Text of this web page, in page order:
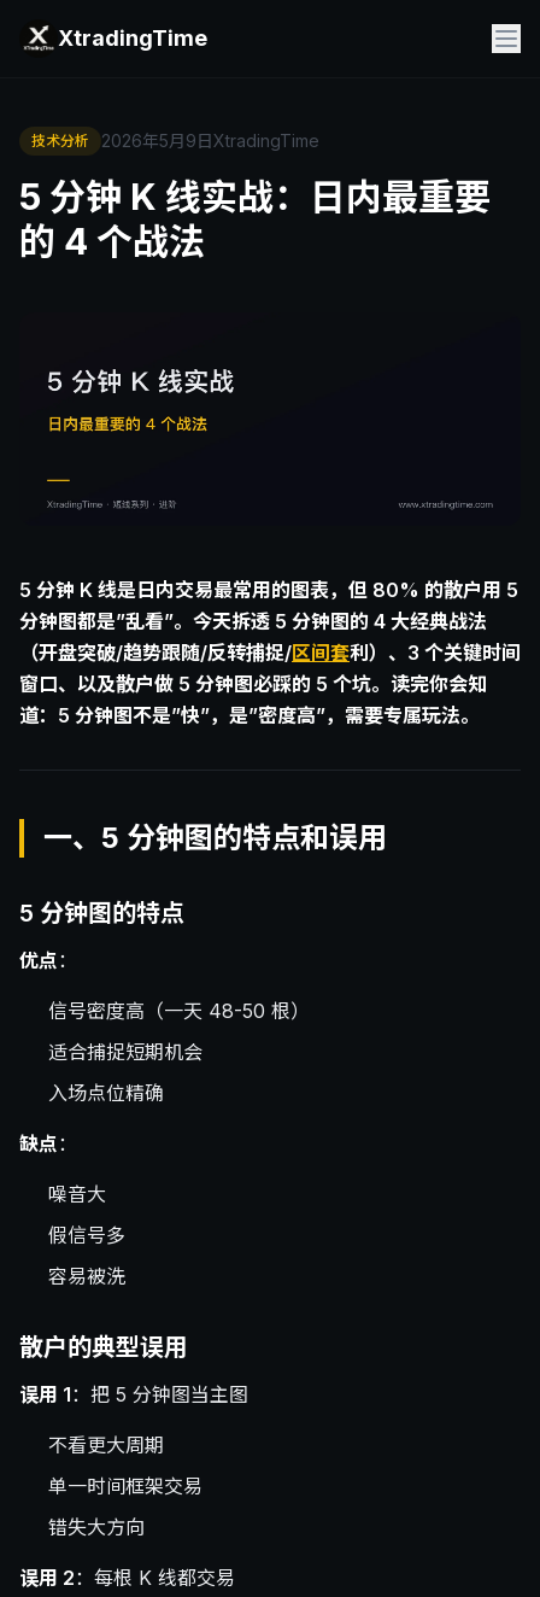
XtradingTime
技术分析 2026年5月9日XtradingTime
5 分钟 K 线实战：日内最重要
的 4 个战法
5 分钟 K 线是日内交易最常用的图表，但 80% 的散户用 5
分钟图都是”乱看”。今天拆透 5 分钟图的 4 大经典战法
（开盘突破/趋势跟随/反转捕捉/区间套利）、3 个关键时间
窗口、以及散户做 5 分钟图必踩的 5 个坑。读完你会知
道：5 分钟图不是”快”，是”密度高”，需要专属玩法。
一、5 分钟图的特点和误用
5 分钟图的特点
优点：
信号密度高（一天 48-50 根）
适合捕捉短期机会
入场点位精确
缺点：
噪音大
假信号多
容易被洗
散户的典型误用
误用 1：把 5 分钟图当主图
不看更大周期
单一时间框架交易
错失大方向
误用 2：每根 K 线都交易